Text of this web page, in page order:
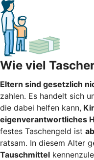
Wie viel
Eltern sind gesetzlich
zahlen. Es handelt sich
die dabei helfen kann,
eigenverantwortliches
festes Taschengeld ist
ratsam. In diesem Alter
Tauschmittel